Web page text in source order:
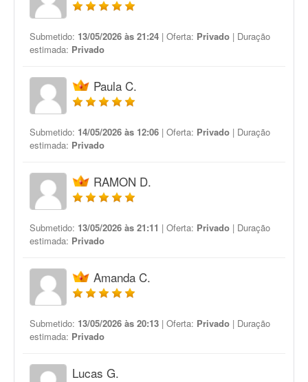
Submetido: 13/05/2026 às 21:24 | Oferta: Privado | Duração
estimada: Privado
Paula C.
Submetido: 14/05/2026 às 12:06 | Oferta: Privado | Duração
estimada: Privado
RAMON D.
Submetido: 13/05/2026 às 21:11 | Oferta: Privado | Duração
estimada: Privado
Amanda C.
Submetido: 13/05/2026 às 20:13 | Oferta: Privado | Duração
estimada: Privado
Lucas G.